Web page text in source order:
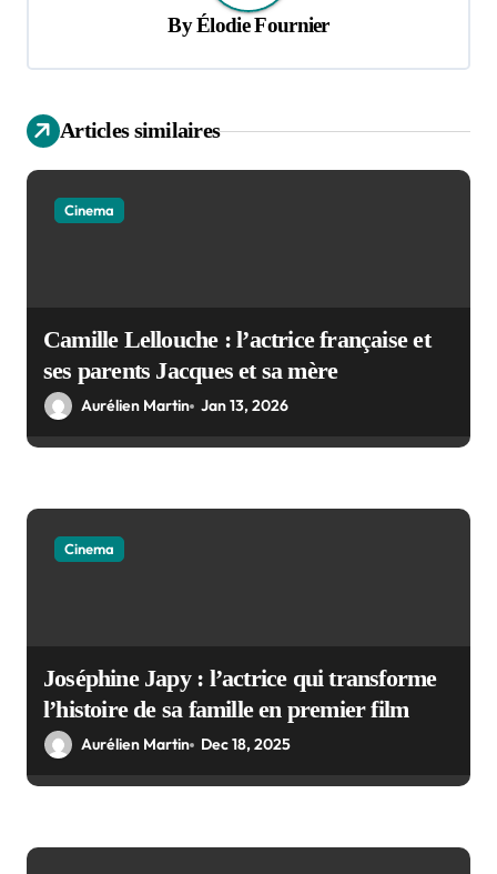
g
t
i
ByÉlodie Fournier
Articles similaires
Cinema
Camille Lellouche : l’actrice française et
ses parents Jacques et sa mère
Aurélien Martin Jan 13, 2026
Cinema
Joséphine Japy : l’actrice qui transforme
l’histoire de sa famille en premier film
Aurélien Martin Dec 18, 2025